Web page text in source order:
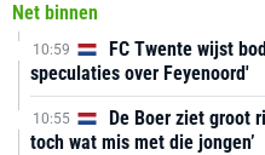
Net binnen
10:59
FC Twente wijst
speculaties over Feyenoord'
10:55
De Boer ziet groot
toch wat mis met die jongen’